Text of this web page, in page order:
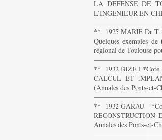
LA DEFENSE DE
L’INGENIEUR EN
** 1925 MARIE Dr
Quelques exemples
régional de Toulouse
** 1932 BIZE J
CALCUL ET
(Annales des Ponts-et-
** 1932 GARAU
Annales des Ponts-et-